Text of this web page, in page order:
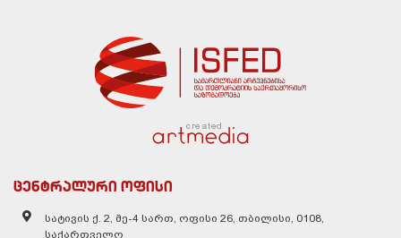
created
ცენტრალური ოფისი
სატივის ქ. 2, მე-4 სართ, ოფისი 26, თბილისი, 0108,
საქართველო